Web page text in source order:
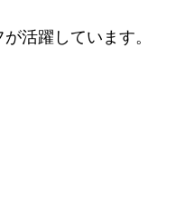
活躍しています。